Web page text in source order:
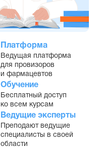
Платформа
Ведущая платформа
для провизоров
и фармацевтов
Обучение
Бесплатный доступ
ко всем курсам
Ведущие эксперты
Преподают ведущие
специалисты в своей
области